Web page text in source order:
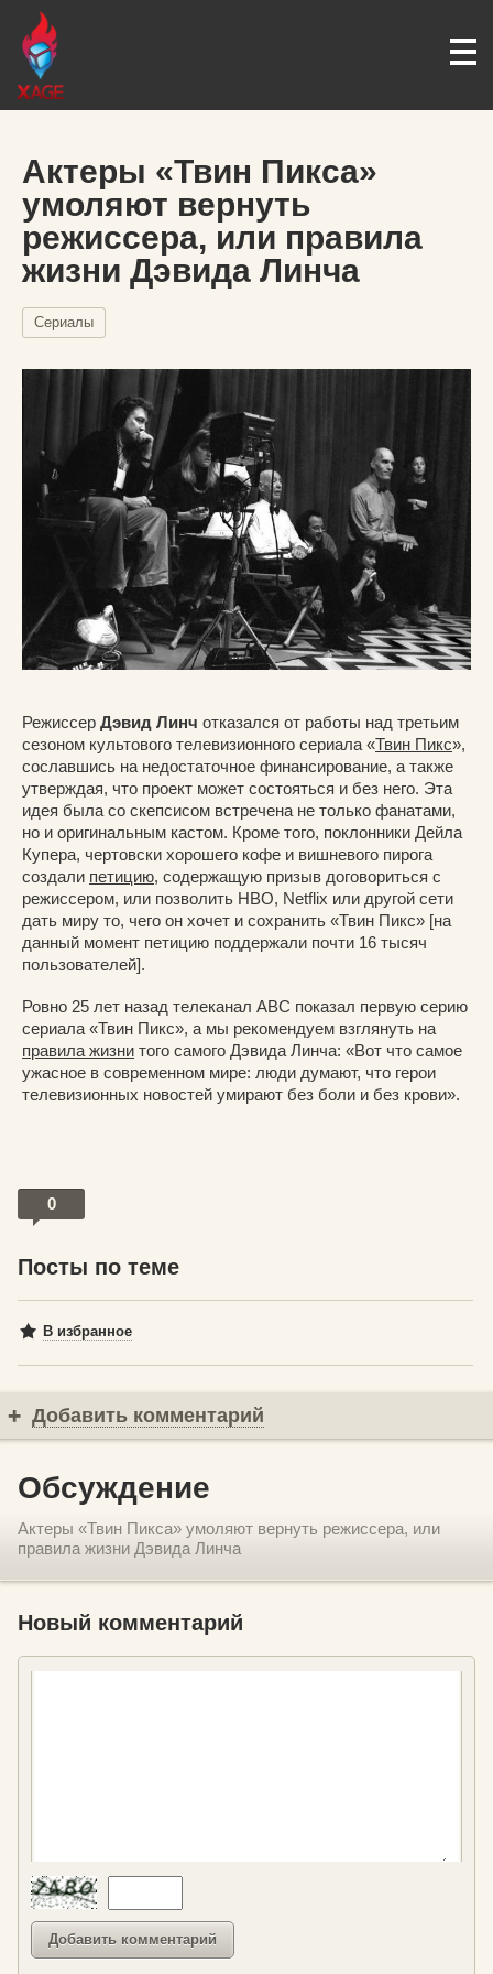
Актеры «Твин Пикса»
умоляют вернуть
режиссера, или правила
жизни Дэвида Линча
Сериалы
Режиссер Дэвид Линч отказался от работы над третьим
сезоном культового телевизионного сериала «Твин Пикс»,
сославшись на недостаточное финансирование, а также
утверждая, что проект может состояться и без него. Эта
идея была со скепсисом встречена не только фанатами,
но и оригинальным кастом. Кроме того, поклонники Дейла
Купера, чертовски хорошего кофе и вишневого пирога
создали петицию, содержащую призыв договориться с
режиссером, или позволить HBO, Netflix или другой сети
дать миру то, чего он хочет и сохранить «Твин Пикс» [на
данный момент петицию поддержали почти 16 тысяч
пользователей].
Ровно 25 лет назад телеканал ABC показал первую серию
сериала «Твин Пикс», а мы рекомендуем взглянуть на
правила жизни того самого Дэвида Линча: «Вот что самое
ужасное в современном мире: люди думают, что герои
телевизионных новостей умирают без боли и без крови».
0
Посты по теме
В избранное
Добавить комментарий
Обсуждение
Актеры «Твин Пикса» умоляют вернуть режиссера, или
правила жизни Дэвида Линча
Новый комментарий